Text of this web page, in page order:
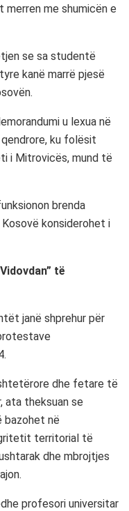
me shumicën e
se sa studentë
kanë marrë pjesë
u lexua në
ku folësit
i Mitrovicës, mund të
brenda
konsiderohet i
të
janë shprehur për
dhe fetare të
ata theksuan se
bazohet në
territorial të
dhe mbrojtjes
profesori universitar